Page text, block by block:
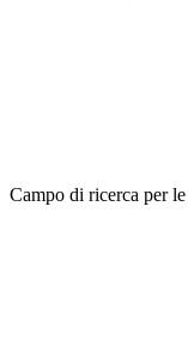
Campo di ricerca per